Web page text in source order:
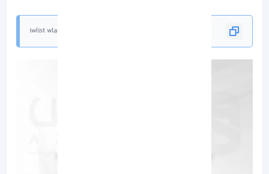
iwlist wlan0 scan | grep ESSID